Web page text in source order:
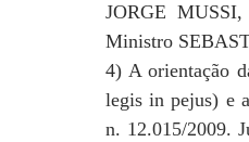
JORGE
Ministro
4) A orientação
legis in pejus) e
n. 12.015/2009.